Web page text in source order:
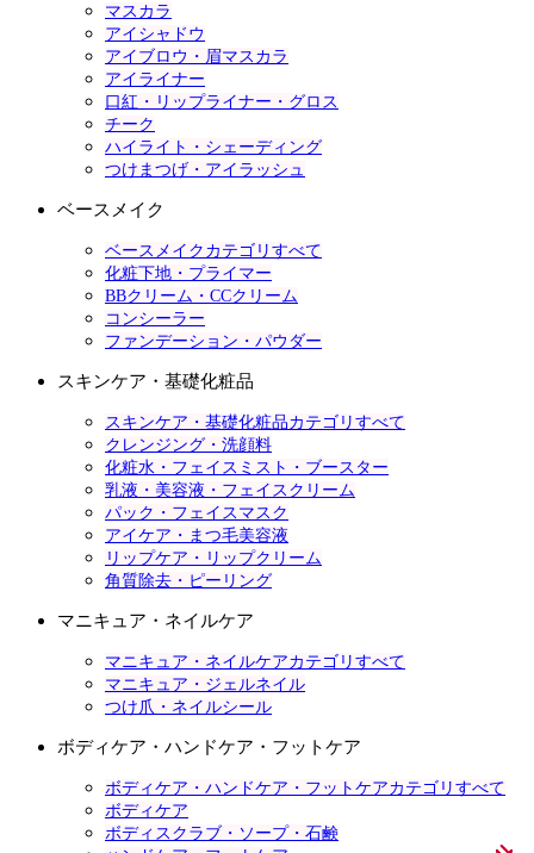
マスカラ
アイシャドウ
アイブロウ・眉マスカラ
アイライナー
口紅・リップライナー・グロス
チーク
ハイライト・シェーディング
つけまつげ・アイラッシュ
ベースメイク
ベースメイクカテゴリすべて
化粧下地・プライマー
BBクリーム・CCクリーム
コンシーラー
ファンデーション・パウダー
スキンケア・基礎化粧品
スキンケア・基礎化粧品カテゴリすべて
クレンジング・洗顔料
化粧水・フェイスミスト・ブースター
乳液・美容液・フェイスクリーム
パック・フェイスマスク
アイケア・まつ毛美容液
リップケア・リップクリーム
角質除去・ピーリング
マニキュア・ネイルケア
マニキュア・ネイルケアカテゴリすべて
マニキュア・ジェルネイル
つけ爪・ネイルシール
ボディケア・ハンドケア・フットケア
ボディケア・ハンドケア・フットケアカテゴリすべて
ボディケア
ボディスクラブ・ソープ・石鹸